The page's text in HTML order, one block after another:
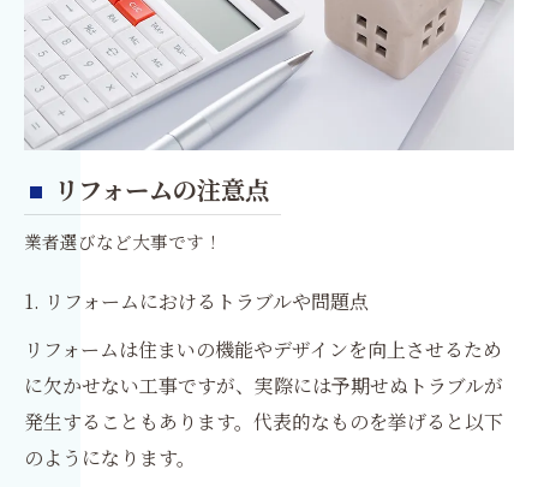
リフォームの注意点
業者選びなど大事です！
1. リフォームにおけるトラブルや問題点
リフォームは住まいの機能やデザインを向上させるため
に欠かせない工事ですが、実際には予期せぬトラブルが
発生することもあります。代表的なものを挙げると以下
のようになります。